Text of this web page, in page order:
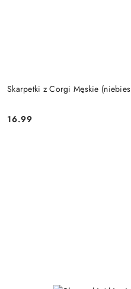
Skarpetki z Corgi Męskie
Cena:
16.99